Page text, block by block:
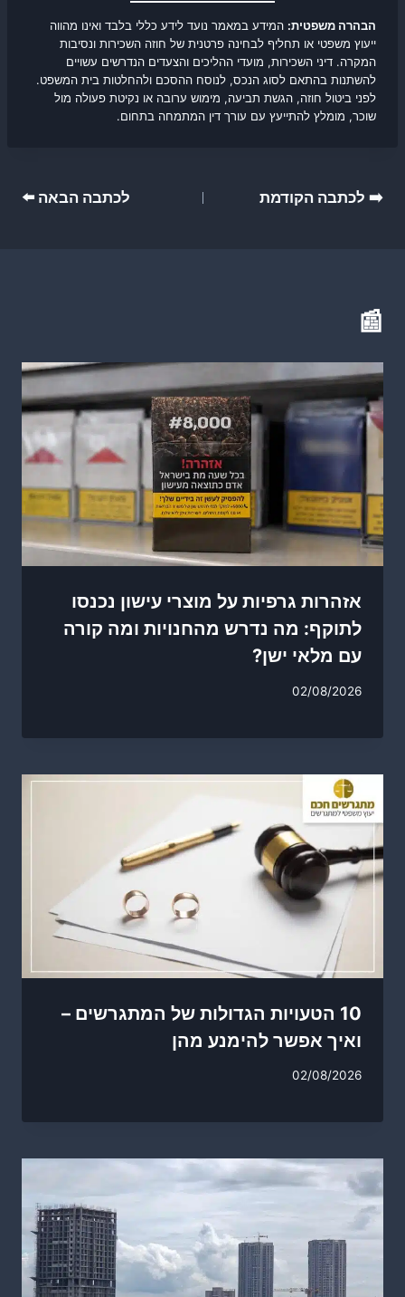
הבהרה משפטית: המידע במאמר נועד לידע כללי בלבד ואינו מהווה
ייעוץ משפטי או תחליף לבחינה פרטנית של חוזה השכירות ונסיבות
המקרה. דיני השכירות, מועדי ההליכים והצעדים הנדרשים עשויים
להשתנות בהתאם לסוג הנכס, לנוסח ההסכם ולהחלטות בית המשפט.
לפני ביטול חוזה, הגשת תביעה, מימוש ערובה או נקיטת פעולה מול
שוכר, מומלץ להתייעץ עם עורך דין המתמחה בתחום.
ניווט
➡️ לכתבה הקודמת לכתבה הבאה ⬅️
📰
אזהרות גרפיות על מוצרי עישון נכנסו
לתוקף: מה נדרש מהחנויות ומה קורה
עם מלאי ישן?
02/08/2026
10 הטעויות הגדולות של המתגרשים –
ואיך אפשר להימנע מהן
02/08/2026